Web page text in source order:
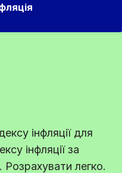
інфляції для
інфляції за
легко.